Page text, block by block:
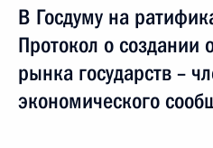
В Госдуму на
Протокол о создании
рынка государств –
экономического